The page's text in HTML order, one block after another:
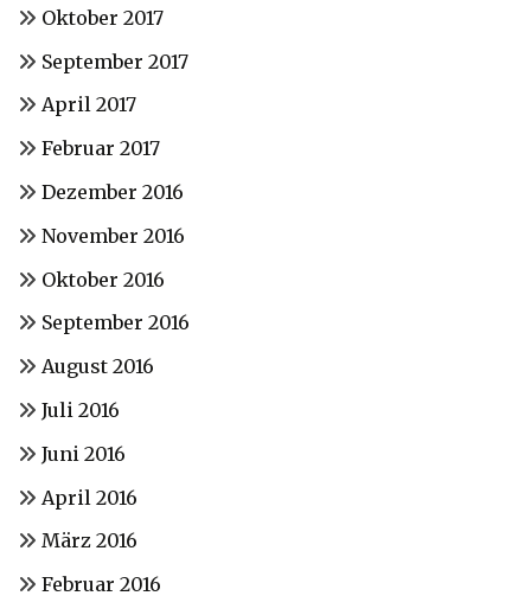
Oktober 2017
September 2017
April 2017
Februar 2017
Dezember 2016
November 2016
Oktober 2016
September 2016
August 2016
Juli 2016
Juni 2016
April 2016
März 2016
Februar 2016